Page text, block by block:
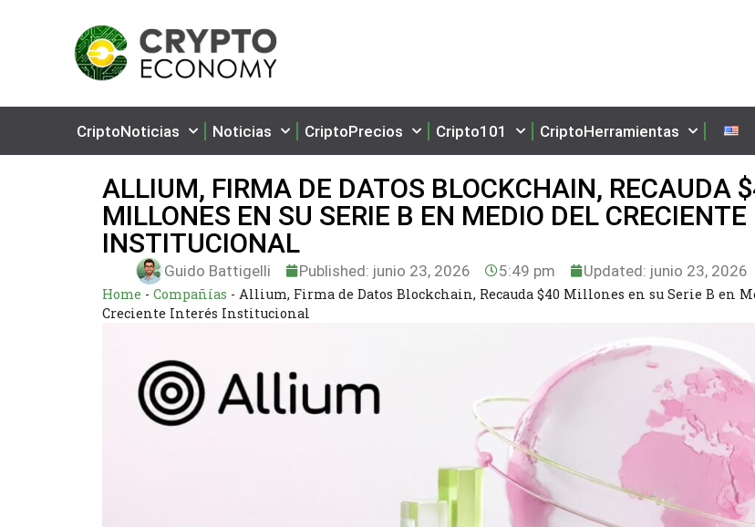
CriptoNoticias Noticias CriptoPrecios Cripto101 CriptoHerramientas
ALLIUM, FIRMA DE DATOS BLOCKCHAIN, RECAUDA
MILLONES EN SU SERIE B EN MEDIO DEL CRECIENTE
INSTITUCIONAL
Guido Battigelli Published: junio 23, 2026 5:49 pm Updated: junio 23, 2026
Home - Compañías - Allium, Firma de Datos Blockchain, Recauda $40 Millones en su Serie B en
Creciente Interés Institucional